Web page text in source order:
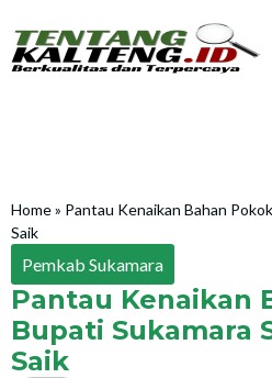
Home» Pantau Kenaikan Bahan
Saik
Pemkab Sukamara
Pantau Kenaikan
Bupati Sukamara
Saik